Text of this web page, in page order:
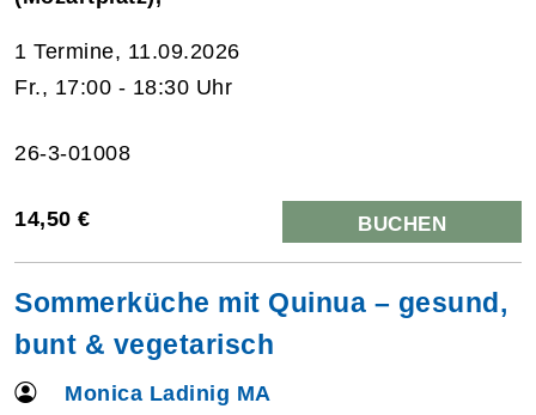
1 Termine, 11.09.2026
Fr., 17:00 - 18:30 Uhr
26-3-01008
14,50 € BUCHEN
Sommerküche mit Quinua – gesund,
bunt & vegetarisch
Monica Ladinig MA